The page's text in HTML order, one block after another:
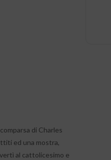
di Charles
ed una mostra,
al cattolicesimo e